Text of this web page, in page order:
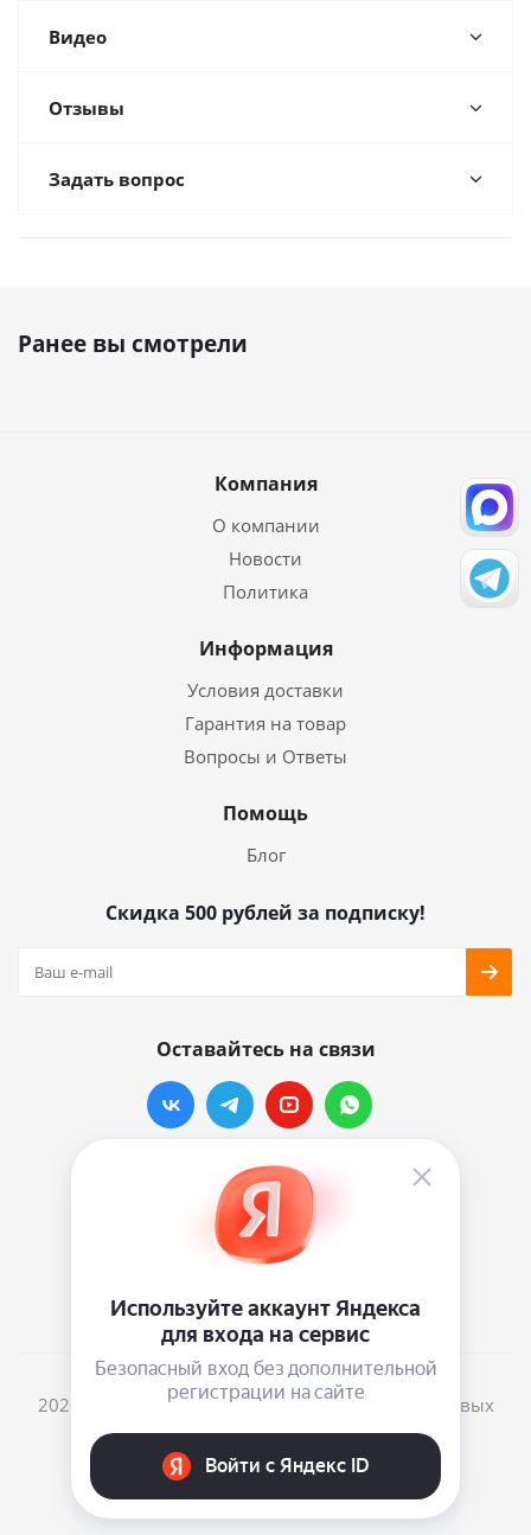
Видео
Отзывы
Задать вопрос
Ранее вы смотрели
Компания
О компании
Новости
Политика
Информация
Условия доставки
Гарантия на товар
Вопросы и Ответы
Помощь
Блог
Скидка 500 рублей за подписку!
Оставайтесь на связи
Наши контакты
info@vinylmarkt.ru
2026 © Винилмаркт - интернет-магазин виниловых
пластинок